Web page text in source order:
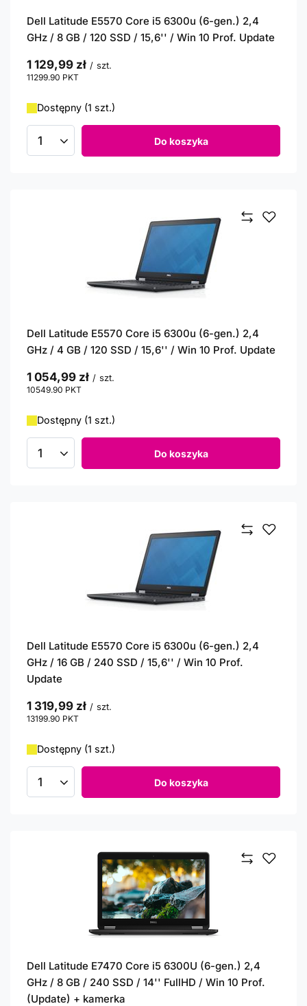
Dell Latitude E5570 Core i5 6300u (6-gen.) 2,4
GHz / 8 GB / 120 SSD / 15,6'' / Win 10 Prof. Update
1 129,99 zł / szt.
11299.90 PKT
Dostępny (1 szt.)
Ilość produktów Do koszyka
Dell Latitude E5570 Core i5 6300u (6-gen.) 2,4
GHz / 4 GB / 120 SSD / 15,6'' / Win 10 Prof. Update
1 054,99 zł / szt.
10549.90 PKT
Dostępny (1 szt.)
Ilość produktów Do koszyka
Dell Latitude E5570 Core i5 6300u (6-gen.) 2,4
GHz / 16 GB / 240 SSD / 15,6'' / Win 10 Prof.
Update
1 319,99 zł / szt.
13199.90 PKT
Dostępny (1 szt.)
Ilość produktów Do koszyka
Dell Latitude E7470 Core i5 6300U (6-gen.) 2,4
GHz / 8 GB / 240 SSD / 14'' FullHD / Win 10 Prof.
(Update) + kamerka